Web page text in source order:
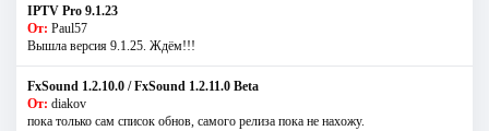
IPTV Pro 9.1.23
От: Paul57
Вышла версия 9.1.25. Ждём!!!
FxSound 1.2.10.0 / FxSound 1.2.11.0 Beta
От: diakov
пока только сам список обнов, самого релиза пока не нахожу.